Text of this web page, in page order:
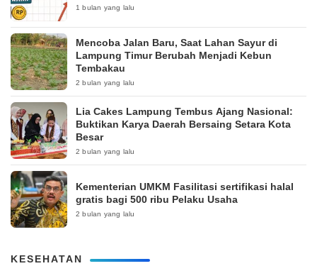
1 bulan yang lalu
Mencoba Jalan Baru, Saat Lahan Sayur di
Lampung Timur Berubah Menjadi Kebun
Tembakau
2 bulan yang lalu
Lia Cakes Lampung Tembus Ajang Nasional:
Buktikan Karya Daerah Bersaing Setara Kota
Besar
2 bulan yang lalu
Kementerian UMKM Fasilitasi sertifikasi halal
gratis bagi 500 ribu Pelaku Usaha
2 bulan yang lalu
KESEHATAN